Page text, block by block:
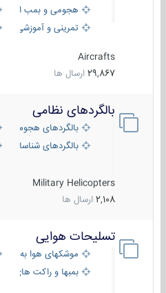
هجومی و بمب افکن
تمرینی و آموزشی
Aircrafts
29,867 ارسال ها
بالگردهای نظامی
بالگردهای هجومی
بالگردهای شناسایی
Military Helicopters
2,108 ارسال ها
تسلیحات هوایی
موشکهای هوا به هوا
بمبها و راکت های هوایی